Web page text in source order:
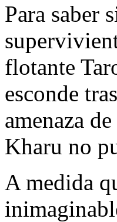
Para saber
flotante
esconde
amenaza
Kharu no
A medida